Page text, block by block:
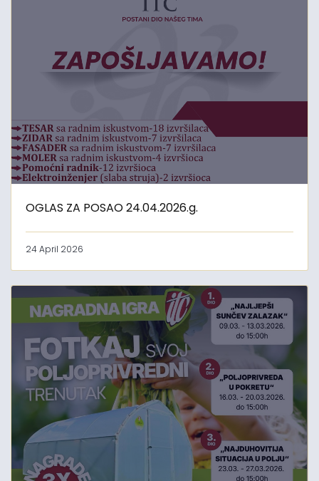
OGLAS ZA POSAO 24.04.2026.g.
24 April 2026